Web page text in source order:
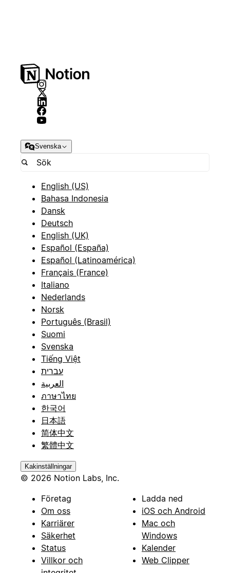
Svenska
English (US)
Bahasa Indonesia
Dansk
Deutsch
English (UK)
Español (España)
Español (Latinoamérica)
Français (France)
Italiano
Nederlands
Norsk
Português (Brasil)
Suomi
Svenska
Tiếng Việt
עברית
العربية
ภาษาไทย
한국어
日本語
简体中文
繁體中文
Kakinställningar
© 2026 Notion Labs, Inc.
Företag
Om oss
Karriärer
Säkerhet
Status
Villkor och
Ladda ned
iOS och Android
Mac och
Windows
Kalender
Web Clipper